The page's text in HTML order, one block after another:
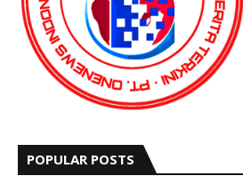
POPULAR POSTS